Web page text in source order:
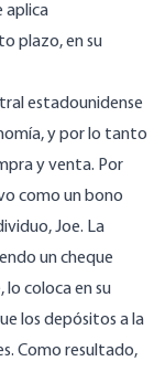
aplica
plazo, en su
estadounidense
y por lo tanto
y venta. Por
como un bono
Joe. La
un cheque
lo coloca en su
los depósitos a la
Como resultado,